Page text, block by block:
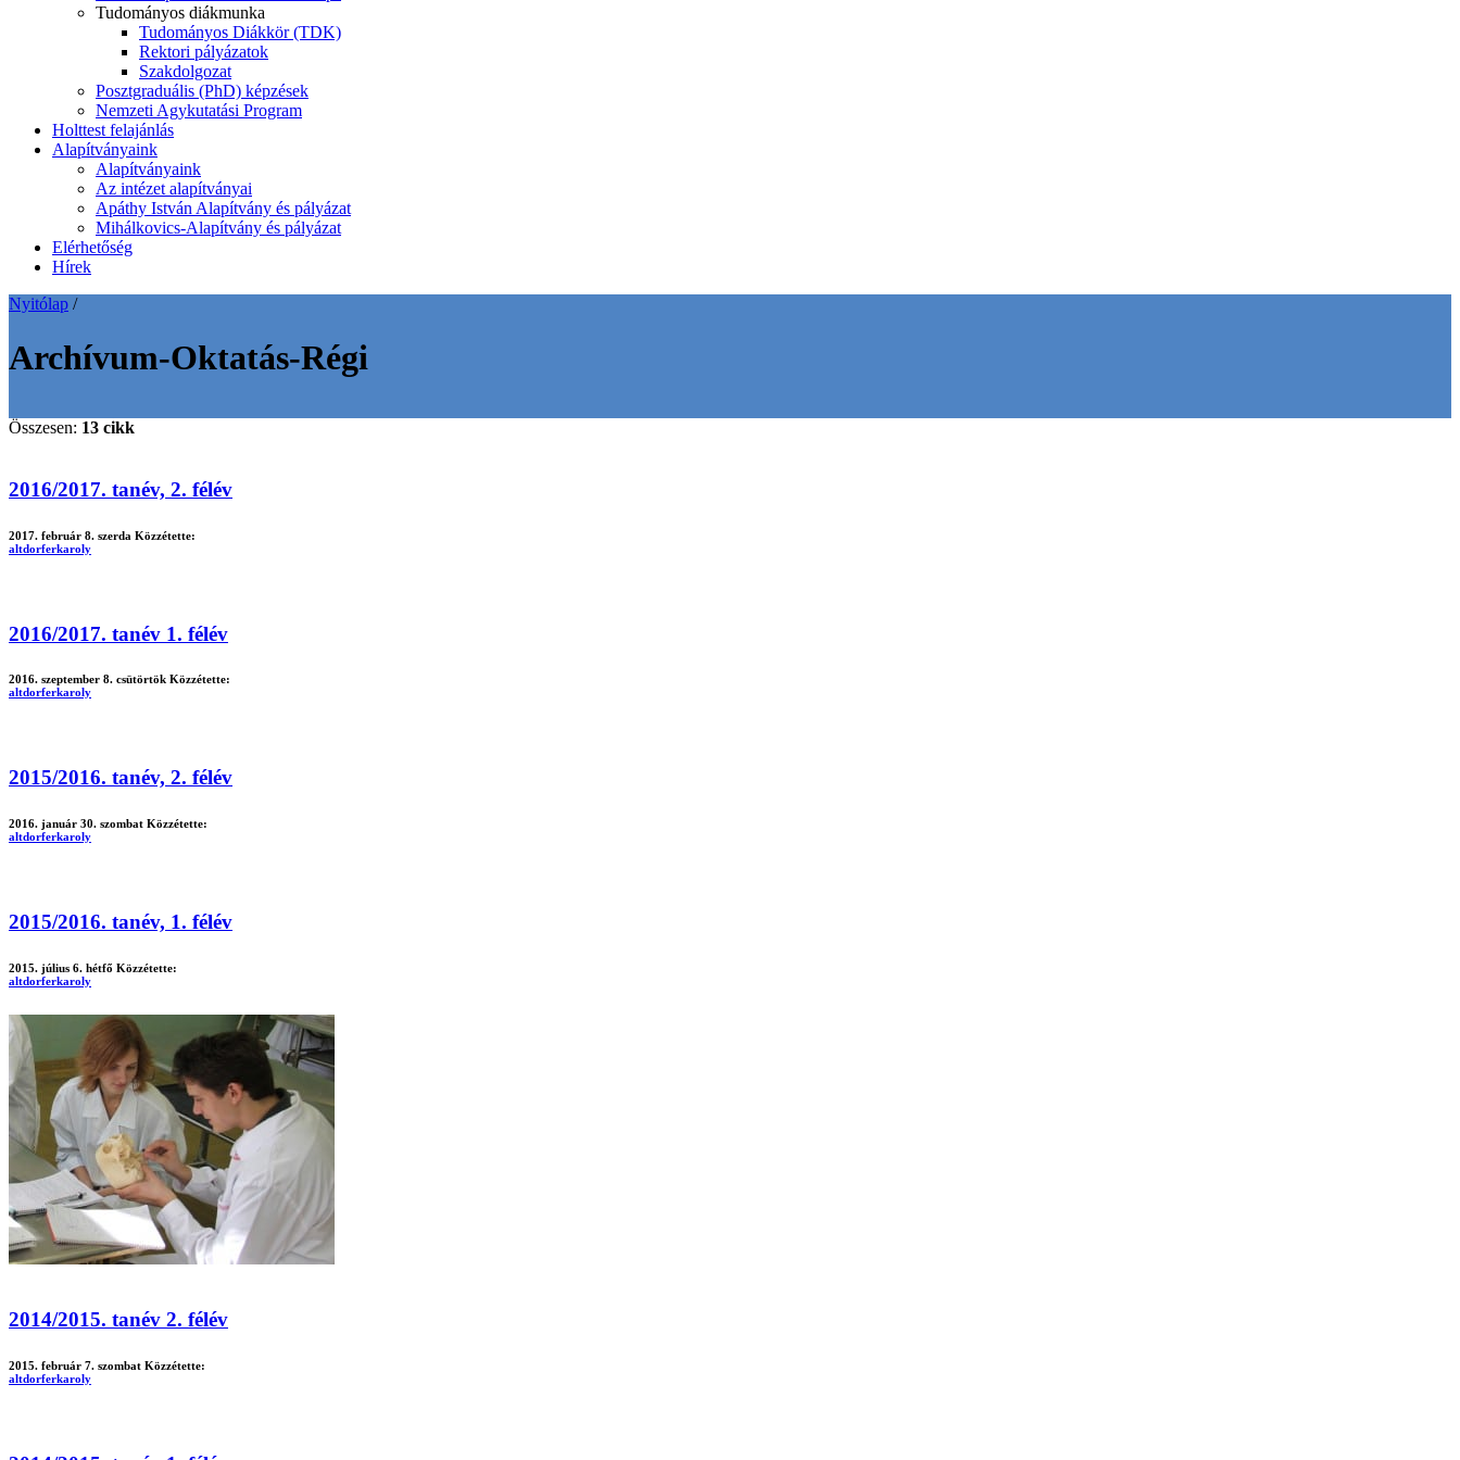
Tudományos diákmunka
Tudományos Diákkör (TDK)
Rektori pályázatok
Szakdolgozat
Posztgraduális (PhD) képzések
Nemzeti Agykutatási Program
Holttest felajánlás
Alapítványaink
Alapítványaink
Az intézet alapítványai
Apáthy István Alapítvány és pályázat
Mihálkovics-Alapítvány és pályázat
Elérhetőség
Hírek
Nyitólap /
Archívum-Oktatás-Régi
Összesen: 13 cikk
2016/2017. tanév, 2. félév
2017. február 8. szerda Közzétette:
altdorferkaroly
2016/2017. tanév 1. félév
2016. szeptember 8. csütörtök Közzétette:
altdorferkaroly
2015/2016. tanév, 2. félév
2016. január 30. szombat Közzétette:
altdorferkaroly
2015/2016. tanév, 1. félév
2015. július 6. hétfő Közzétette:
altdorferkaroly
2014/2015. tanév 2. félév
2015. február 7. szombat Közzétette:
altdorferkaroly